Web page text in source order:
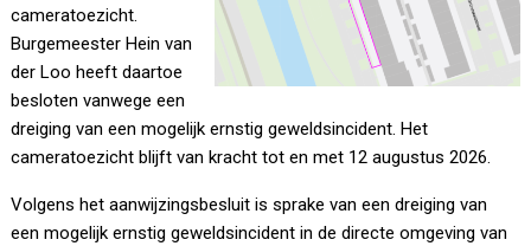
cameratoezicht.
Burgemeester Hein van
der Loo heeft daartoe
besloten vanwege een
dreiging van een mogelijk ernstig geweldsincident. Het
cameratoezicht blijft van kracht tot en met 12 augustus 2026.
Volgens het aanwijzingsbesluit is sprake van een dreiging van
een mogelijk ernstig geweldsincident in de directe omgeving van